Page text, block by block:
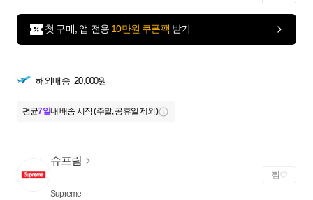
첫 구매, 앱 전용 10만원 쿠폰팩 받기
해외배송 20,000원
평균7일내 배송 시작 (주말, 공휴일 제외)
슈프림
Supreme
찜